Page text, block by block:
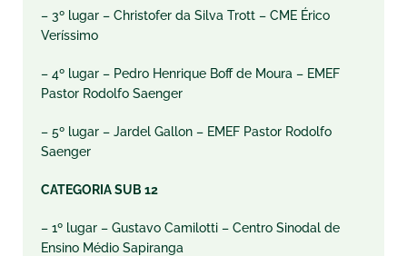
– 3º lugar – Christofer da Silva Trott – CME Érico
Veríssimo
– 4º lugar – Pedro Henrique Boff de Moura – EMEF
Pastor Rodolfo Saenger
– 5º lugar – Jardel Gallon – EMEF Pastor Rodolfo
Saenger
CATEGORIA SUB 12
– 1º lugar – Gustavo Camilotti – Centro Sinodal de
Ensino Médio Sapiranga